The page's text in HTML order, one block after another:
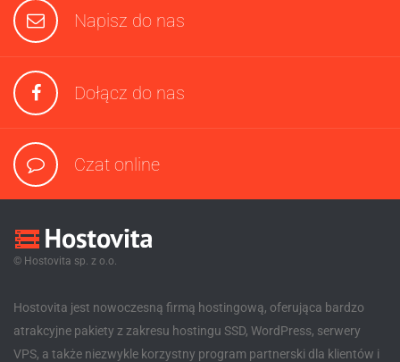
Napisz do nas
Dołącz do nas
Czat online
© Hostovita sp. z o.o.
Hostovita jest nowoczesną firmą hostingową, oferująca bardzo
atrakcyjne pakiety z zakresu hostingu SSD, WordPress, serwery
VPS, a także niezwykle korzystny program partnerski dla klientów i